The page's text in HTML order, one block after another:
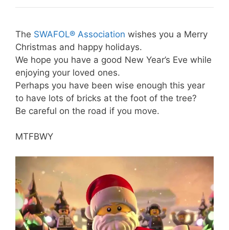
The SWAFOL® Association wishes you a Merry
Christmas and happy holidays.
We hope you have a good New Year’s Eve while
enjoying your loved ones.
Perhaps you have been wise enough this year
to have lots of bricks at the foot of the tree?
Be careful on the road if you move.
MTFBWY